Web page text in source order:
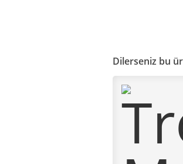
Dilerseniz bu